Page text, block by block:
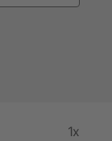
1x